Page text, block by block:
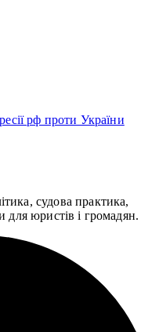
рф проти України
судова практика,
для юристів і громадян.